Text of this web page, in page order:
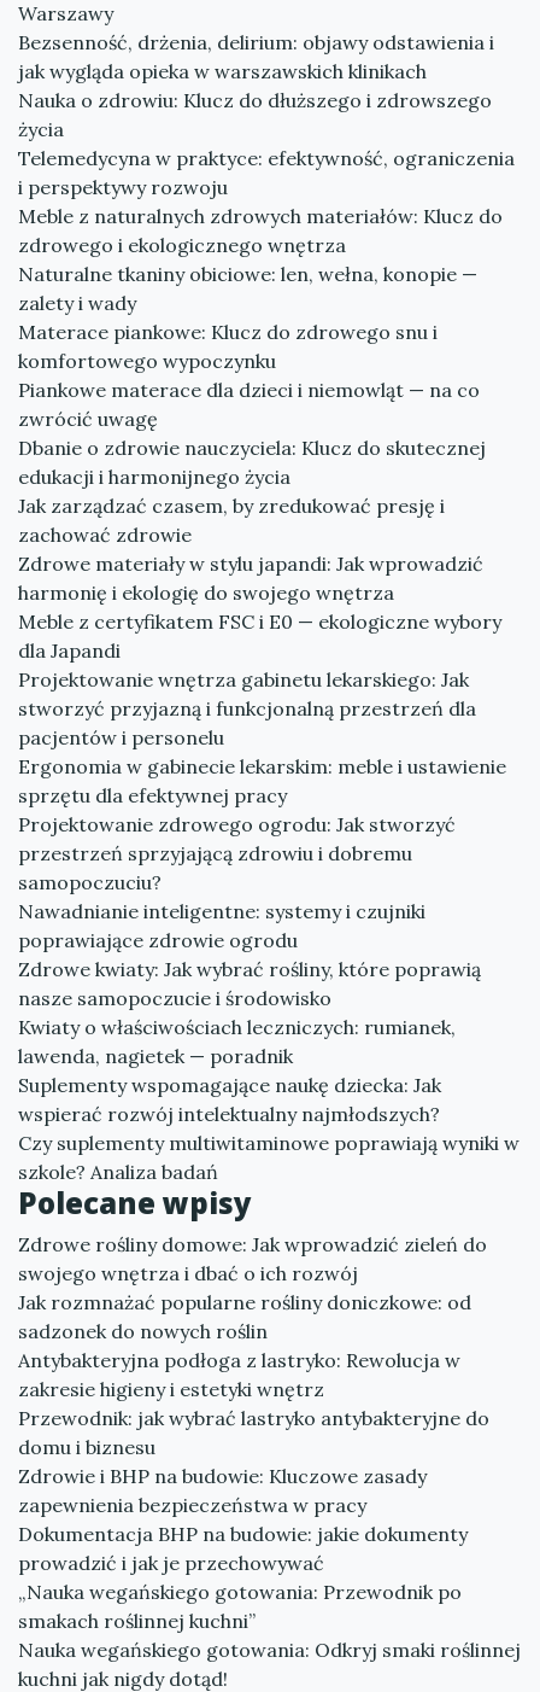
Warszawy
Bezsenność, drżenia, delirium: objawy odstawienia i
jak wygląda opieka w warszawskich klinikach
Nauka o zdrowiu: Klucz do dłuższego i zdrowszego
życia
Telemedycyna w praktyce: efektywność, ograniczenia
i perspektywy rozwoju
Meble z naturalnych zdrowych materiałów: Klucz do
zdrowego i ekologicznego wnętrza
Naturalne tkaniny obiciowe: len, wełna, konopie —
zalety i wady
Materace piankowe: Klucz do zdrowego snu i
komfortowego wypoczynku
Piankowe materace dla dzieci i niemowląt — na co
zwrócić uwagę
Dbanie o zdrowie nauczyciela: Klucz do skutecznej
edukacji i harmonijnego życia
Jak zarządzać czasem, by zredukować presję i
zachować zdrowie
Zdrowe materiały w stylu japandi: Jak wprowadzić
harmonię i ekologię do swojego wnętrza
Meble z certyfikatem FSC i E0 — ekologiczne wybory
dla Japandi
Projektowanie wnętrza gabinetu lekarskiego: Jak
stworzyć przyjazną i funkcjonalną przestrzeń dla
pacjentów i personelu
Ergonomia w gabinecie lekarskim: meble i ustawienie
sprzętu dla efektywnej pracy
Projektowanie zdrowego ogrodu: Jak stworzyć
przestrzeń sprzyjającą zdrowiu i dobremu
samopoczuciu?
Nawadnianie inteligentne: systemy i czujniki
poprawiające zdrowie ogrodu
Zdrowe kwiaty: Jak wybrać rośliny, które poprawią
nasze samopoczucie i środowisko
Kwiaty o właściwościach leczniczych: rumianek,
lawenda, nagietek — poradnik
Suplementy wspomagające naukę dziecka: Jak
wspierać rozwój intelektualny najmłodszych?
Czy suplementy multiwitaminowe poprawiają wyniki w
szkole? Analiza badań
Polecane wpisy
Zdrowe rośliny domowe: Jak wprowadzić zieleń do
swojego wnętrza i dbać o ich rozwój
Jak rozmnażać popularne rośliny doniczkowe: od
sadzonek do nowych roślin
Antybakteryjna podłoga z lastryko: Rewolucja w
zakresie higieny i estetyki wnętrz
Przewodnik: jak wybrać lastryko antybakteryjne do
domu i biznesu
Zdrowie i BHP na budowie: Kluczowe zasady
zapewnienia bezpieczeństwa w pracy
Dokumentacja BHP na budowie: jakie dokumenty
prowadzić i jak je przechowywać
„Nauka wegańskiego gotowania: Przewodnik po
smakach roślinnej kuchni”
Nauka wegańskiego gotowania: Odkryj smaki roślinnej
kuchni jak nigdy dotąd!